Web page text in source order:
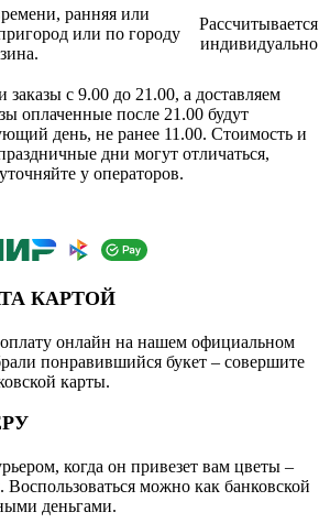
ранняя или
или по городу
Рассчитывается
индивидуально
с 9.00 до 21.00, а доставляем
оплаченные после 21.00 будут
день, не ранее 11.00. Стоимость и
дни могут отличаться,
у операторов.
КАРТОЙ
онлайн на нашем официальном
понравившийся букет – совершите
карты.
когда он привезет вам цветы –
Воспользоваться можно как банковской
деньгами.